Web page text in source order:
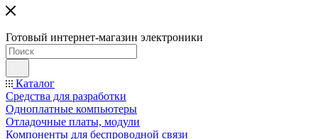
Готовый интернет-магазин электроники
Каталог
Средства для разработки
Одноплатные компьютеры
Отладочные платы, модули
Компоненты для беспроводной связи